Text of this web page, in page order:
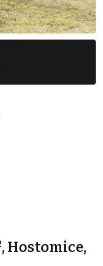
Hostomice,